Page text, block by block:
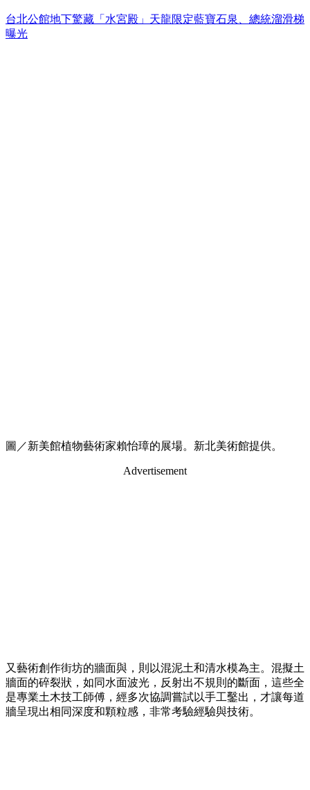
台北公館地下驚藏「水宮殿」天龍限定藍寶石泉、總統溜滑梯
曝光
圖／新美館植物藝術家賴怡璋的展場。新北美術館提供。
Advertisement
又藝術創作街坊的牆面與，則以混泥土和清水模為主。混擬土
牆面的碎裂狀，如同水面波光，反射出不規則的斷面，這些全
是專業土木技工師傅，經多次協調嘗試以手工鑿出，才讓每道
牆呈現出相同深度和顆粒感，非常考驗經驗與技術。